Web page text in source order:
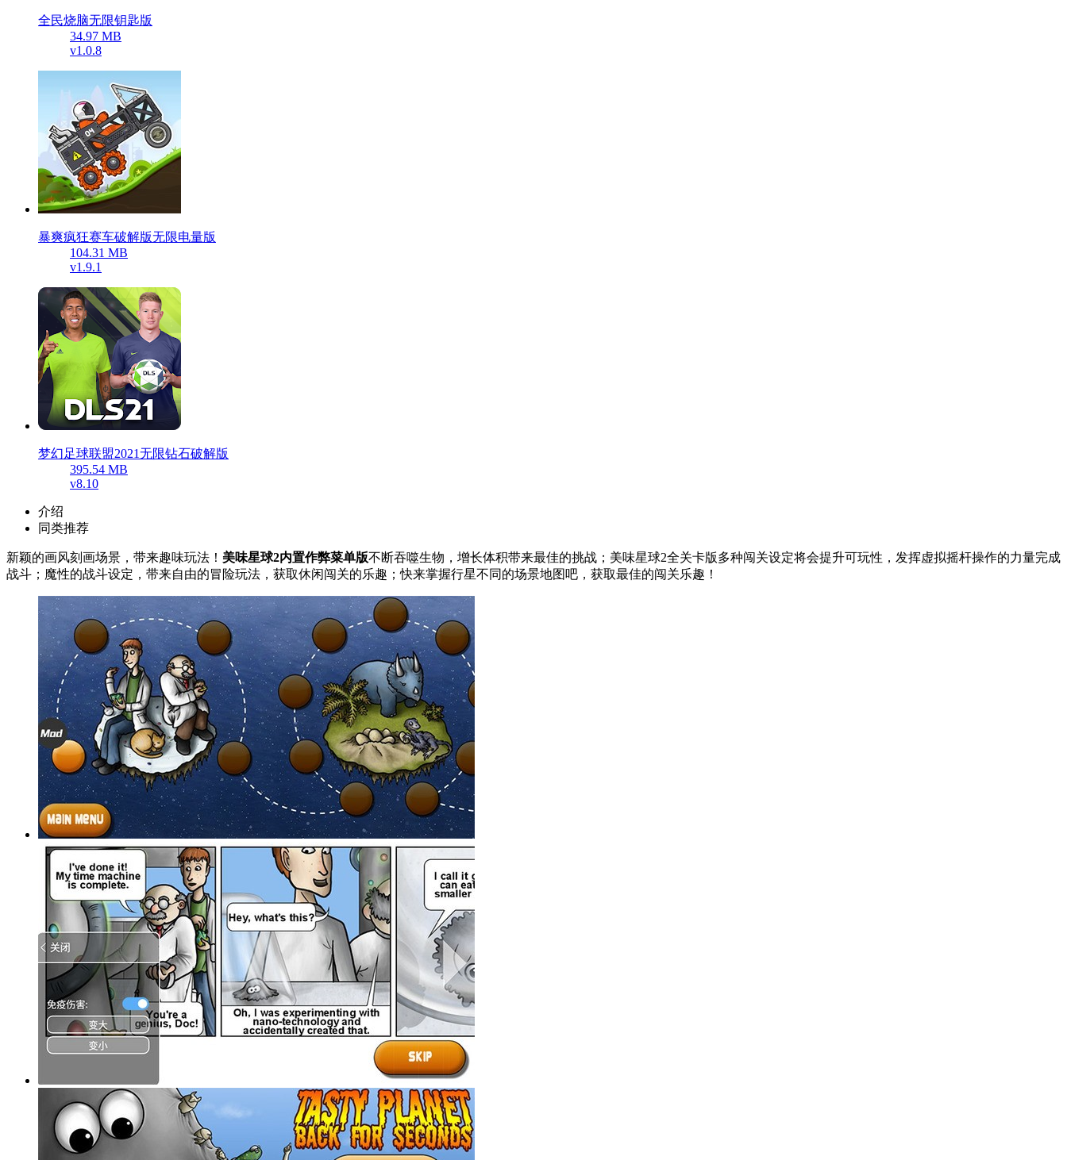
全民烧脑无限钥匙版
34.97 MB
v1.0.8
暴爽疯狂赛车破解版无限电量版
104.31 MB
v1.9.1
梦幻足球联盟2021无限钻石破解版
395.54 MB
v8.10
介绍
同类推荐
新颖的画风刻画场景，带来趣味玩法！ 美味星球2内置作弊菜单版不断吞噬生物，增长体积带来最佳的挑战；美味星球2全关卡版多种闯关设定将会提升可玩性，发挥虚拟摇杆操作的力量完成
战斗；魔性的战斗设定，带来自由的冒险玩法，获取休闲闯关的乐趣；快来掌握行星不同的场景地图吧，获取最佳的闯关乐趣！